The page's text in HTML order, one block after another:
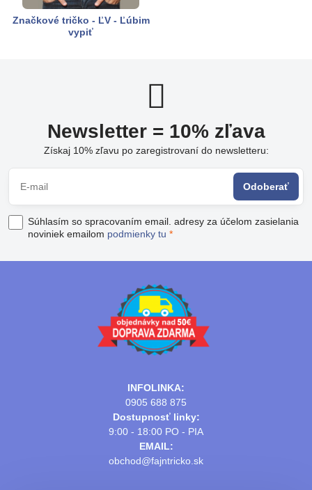
Značkové tričko - ĽV - Ľúbim
vypiť
Newsletter = 10% zľava
Získaj 10% zľavu po zaregistrovaní do newsletteru:
Odoberať
Súhlasím so spracovaním email. adresy za účelom zasielania
noviniek emailom podmienky tu *
INFOLINKA:
0905 688 875
Dostupnosť linky:
9:00 - 18:00 PO - PIA
EMAIL:
obchod@fajntricko.sk